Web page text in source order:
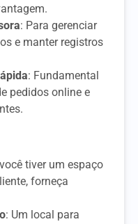
: Para gerenciar
e manter registros
: Fundamental
pedidos online e
tiver um espaço
forneça
: Um local para